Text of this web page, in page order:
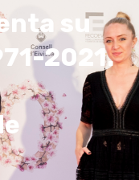
su
2021.